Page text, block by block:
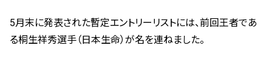
5月末に発表された暫定エントリーリストには、前回王者であ
る桐生祥秀選手（日本生命）が名を連ねました。